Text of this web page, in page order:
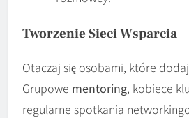
Tworzenie Sieci Wsparcia
Otaczaj się osobami, które
Grupowe mentoring, kobiece
regularne spotkania